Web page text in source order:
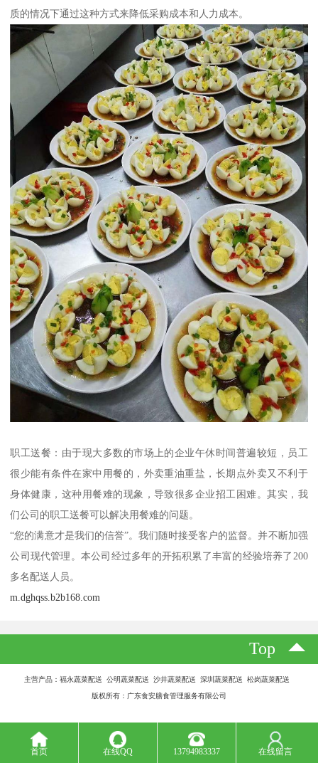
质的情况下通过这种方式来降低采购成本和人力成本。
职工送餐：由于现大多数的市场上的企业午休时间普遍较短，员工
很少能有条件在家中用餐的，外卖重油重盐，长期点外卖又不利于
身体健康，这种用餐难的现象，导致很多企业招工困难。其实，我
们公司的职工送餐可以解决用餐难的问题。
“您的满意才是我们的信誉”。我们随时接受客户的监督。并不断加强
公司现代管理。本公司经过多年的开拓积累了丰富的经验培养了200
多名配送人员。
m.dghqss.b2b168.com
Top
主营产品：福永蔬菜配送 公明蔬菜配送 沙井蔬菜配送 深圳蔬菜配送 松岗蔬菜配送
版权所有：广东食安膳食管理服务有限公司
首页 在线QQ 13794983337 在线留言